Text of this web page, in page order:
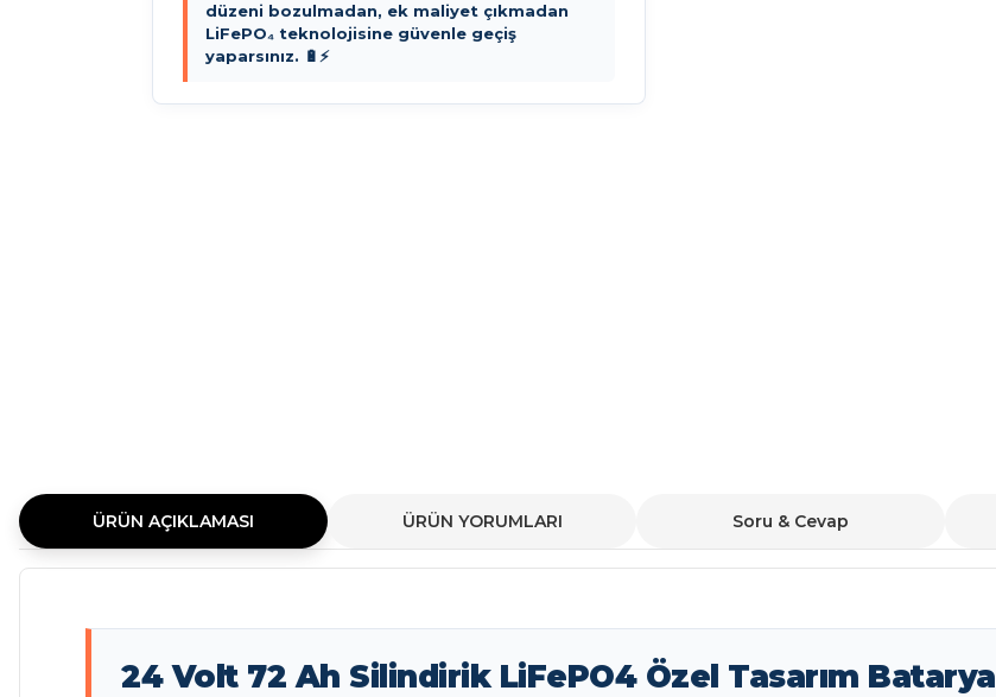
düzeni bozulmadan, ek maliyet çıkmadan
LiFePO₄ teknolojisine güvenle geçiş
yaparsınız. 🔋⚡
ÜRÜN AÇIKLAMASI ÜRÜN YORUMLARI Soru & Cevap
24 Volt 72 Ah Silindirik LiFePO4 Özel Tasarım Batarya